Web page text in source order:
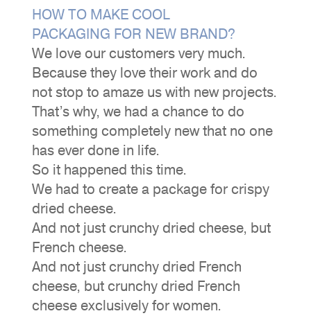
HOW TO MAKE COOL
PACKAGING FOR NEW BRAND?
We love our customers very much.
Because they love their work and do
not stop to amaze us with new projects.
That’s why, we had a chance to do
something completely new that no one
has ever done in life.
So it happened this time.
We had to create a package for crispy
dried cheese.
And not just crunchy dried cheese, but
French cheese.
And not just crunchy dried French
cheese, but crunchy dried French
cheese exclusively for women.